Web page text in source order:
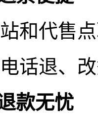
和代售
话退、
款无忧